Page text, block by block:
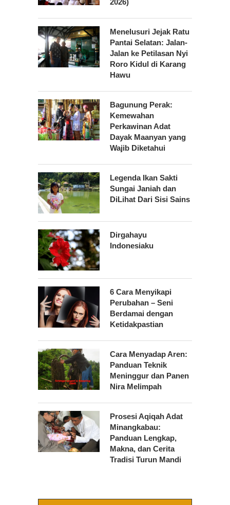
2026)
Menelusuri Jejak Ratu
Pantai Selatan: Jalan-
Jalan ke Petilasan Nyi
Roro Kidul di Karang
Hawu
Bagunung Perak:
Kemewahan
Perkawinan Adat
Dayak Maanyan yang
Wajib Diketahui
Legenda Ikan Sakti
Sungai Janiah dan
DiLihat Dari Sisi Sains
Dirgahayu
Indonesiaku
6 Cara Menyikapi
Perubahan – Seni
Berdamai dengan
Ketidakpastian
Cara Menyadap Aren:
Panduan Teknik
Meninggur dan Panen
Nira Melimpah
Prosesi Aqiqah Adat
Minangkabau:
Panduan Lengkap,
Makna, dan Cerita
Tradisi Turun Mandi